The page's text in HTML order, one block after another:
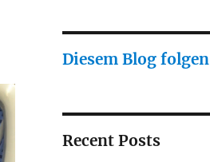
Diesem Blog folgen
Recent Posts